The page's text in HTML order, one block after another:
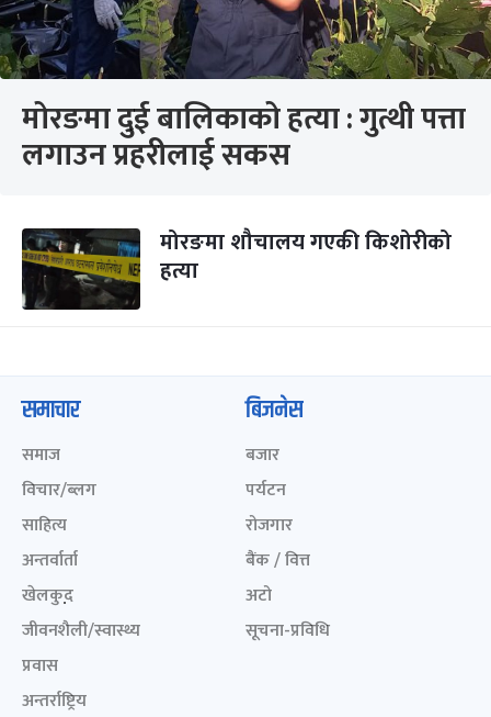
मोरङमा दुई बालिकाको हत्या : गुत्थी पत्ता
लगाउन प्रहरीलाई सकस
मोरङमा शौचालय गएकी किशोरीको
हत्या
समाचार
समाज
विचार/ब्लग
साहित्य
अन्तर्वार्ता
खेलकुद़़
जीवनशैली/स्वास्थ्य
प्रवास
अन्तर्राष्ट्रिय
बिजनेस
बजार
पर्यटन
रोजगार
बैंक / वित्त
अटो
सूचना-प्रविधि